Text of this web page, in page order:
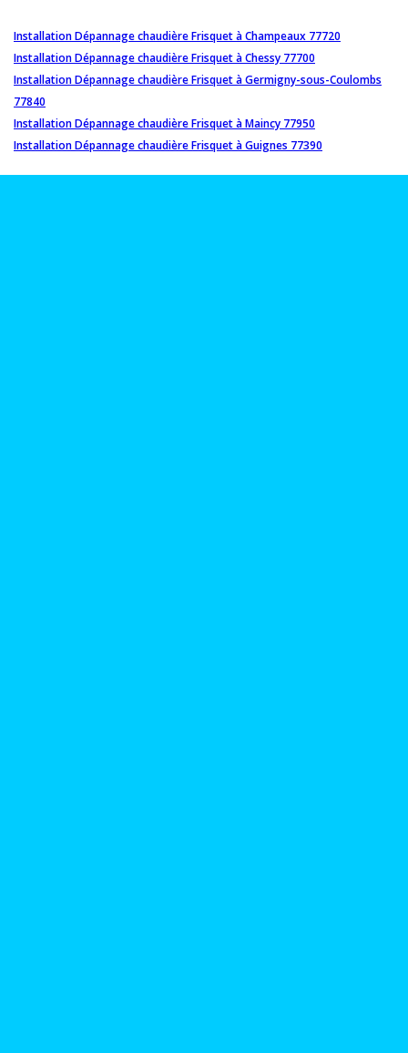
Installation Dépannage chaudière Frisquet à Champeaux 77720
Installation Dépannage chaudière Frisquet à Chessy 77700
Installation Dépannage chaudière Frisquet à Germigny-sous-Coulombs
77840
Installation Dépannage chaudière Frisquet à Maincy 77950
Installation Dépannage chaudière Frisquet à Guignes 77390